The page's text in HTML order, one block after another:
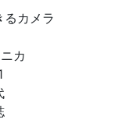
るカメラ
カ